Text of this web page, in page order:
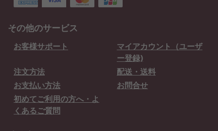
その他のサービス
お客様サポート
マイアカウント（ユーザ
ー登録)
注文方法
配送・送料
お支払い方法
お問合せ
初めてご利用の方へ・よ
くあるご質問